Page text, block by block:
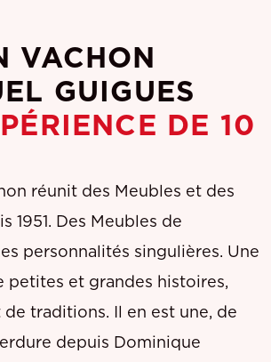
VACHON
GUIGUES
DE 10
réunit des Meubles et des
1951. Des Meubles de
personnalités singulières. Une
petites et grandes histoires,
traditions. Il en est une, de
depuis Dominique